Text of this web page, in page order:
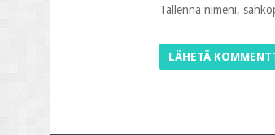
Tallenna nimeni,